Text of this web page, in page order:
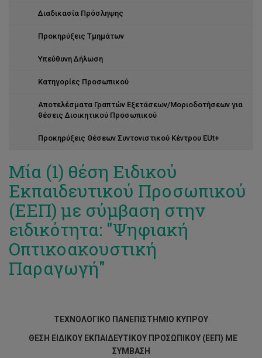
Διαδικασία Πρόσληψης
Προκηρύξεις Τμημάτων
Υπεύθυνη Δήλωση
Κατηγορίες Προσωπικού
Αποτελέσματα Γραπτών Εξετάσεων/Μοριοδοτήσεων για
θέσεις Διοικητικού Προσωπικού
Προκηρύξεις Θέσεων Συντονιστικού Κέντρου EUt+
Μία (1) θέση Ειδικού
Εκπαιδευτικού Προσωπικού
(ΕΕΠ) με σύμβαση στην
ειδικότητα: "Ψηφιακή
Οπτικοακουστική
Παραγωγή"
ΤΕΧΝΟΛΟΓΙΚΟ ΠΑΝΕΠΙΣΤΗΜΙΟ ΚΥΠΡΟΥ
ΘΕΣΗ ΕΙΔΙΚΟΥ ΕΚΠΑΙΔΕΥΤΙΚΟΥ ΠΡΟΣΩΠΙΚΟΥ (ΕΕΠ) ΜΕ
ΣΥΜΒΑΣΗ